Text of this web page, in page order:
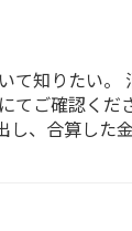
知りたい。
てご確認く
、合算した